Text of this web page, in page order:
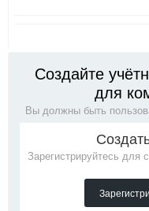
Создайте
для
Вы должны быть
Зарегистрируйтесь для